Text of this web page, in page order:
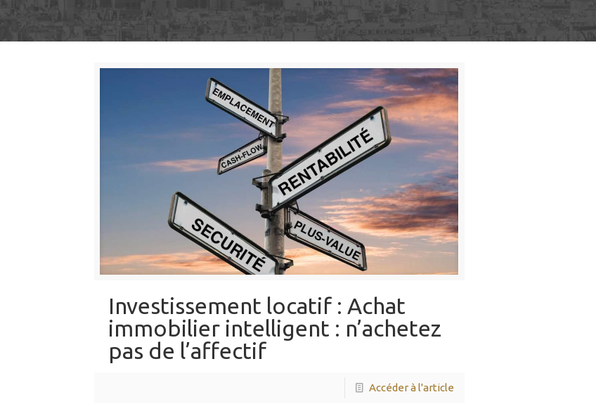
Investissement locatif : Achat
immobilier intelligent : n’achetez
pas de l’affectif
Accéder à l'article